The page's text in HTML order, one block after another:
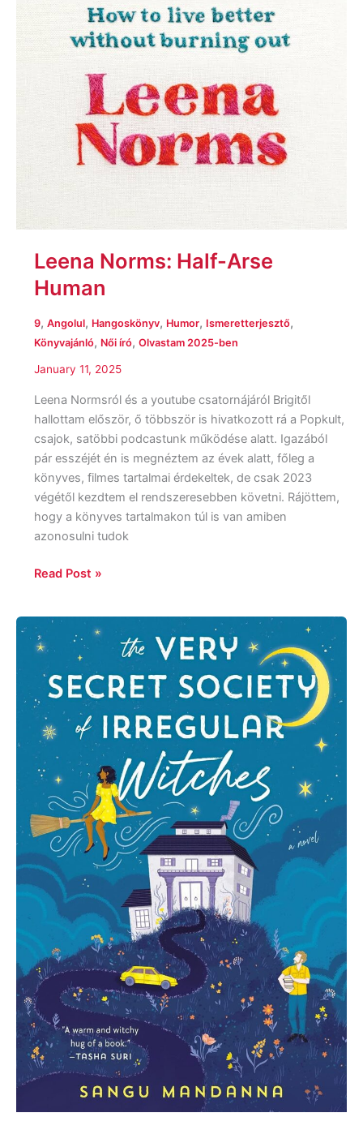
Leena Norms: Half-Arse
Human
9, Angolul, Hangoskönyv, Humor, Ismeretterjesztő,
Könyvajánló, Női író, Olvastam 2025-ben
January 11, 2025
Leena Normsról és a youtube csatornájáról Brigitől
hallottam először, ő többször is hivatkozott rá a Popkult,
csajok, satöbbi podcastunk működése alatt. Igazából
pár esszéjét én is megnéztem az évek alatt, főleg a
könyves, filmes tartalmai érdekeltek, de csak 2023
végétől kezdtem el rendszeresebben követni. Rájöttem,
hogy a könyves tartalmakon túl is van amiben
azonosulni tudok
Read Post »
Sangu
Mandanna:
Very
Secret
Society
of
Irregular
Witches